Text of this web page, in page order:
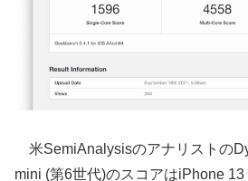
米SemiAnalysisのアナリストの
mini (第6世代)のスコアはiPhone